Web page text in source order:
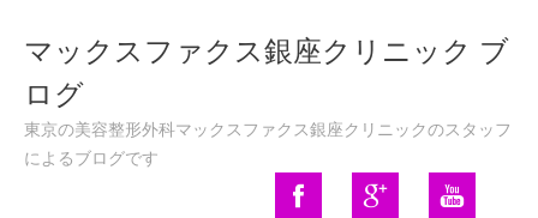
マックスファクス銀座クリニック ブ
ログ
東京の美容整形外科マックスファクス銀座クリニックのスタッフ
によるブログです